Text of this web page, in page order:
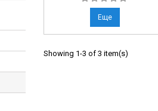
Тракционные кровати
УЗИ аппараты
Электрокардиографы
Еще
Showing 1-3 of 3 item(s)